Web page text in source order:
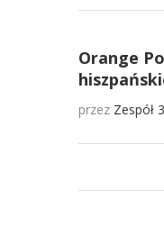
Orange
przez Zespół